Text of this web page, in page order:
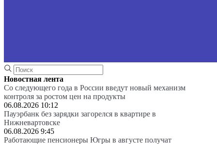
Новостная лента
Со следующего года в России введут новый механизм
контроля за ростом цен на продукты
06.08.2026 10:12
Пауэрбанк без зарядки загорелся в квартире в
Нижневартовске
06.08.2026 9:45
Работающие пенсионеры Югры в августе получат